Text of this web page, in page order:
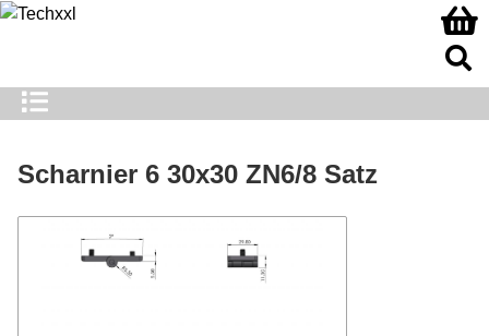
Scharnier 6 30x30 ZN6/8 Satz